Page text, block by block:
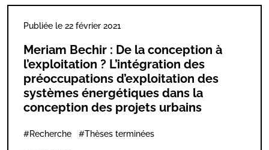
Publiée le 22 février 2021
Meriam Bechir : De la conception à
l’exploitation ? L’intégration des
préoccupations d’exploitation des
systèmes énergétiques dans la
conception des projets urbains
#Recherche #Thèses terminées